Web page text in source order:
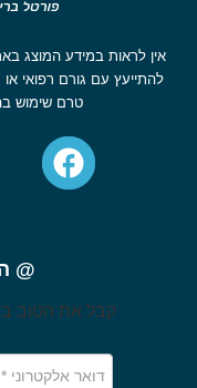
אין לראות במידע המוצג
להתייעץ עם גורם רפואי
טרם שימוש
@
קבל את הטוב